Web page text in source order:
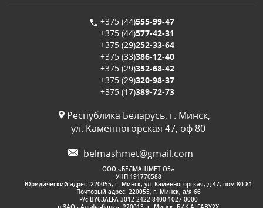
+375 (44)555-99-47
+375 (44)577-42-31
+375 (29)252-33-64
+375 (33)386-12-40
+375 (29)352-68-42
+375 (29)320-98-37
+375 (17)389-72-73
Республика Беларусь, г. Минск,
ул. Каменногорская 47, оф 80
belmashmet@gmail.com
OOО «БЕЛМАШМЕТ О5»
УНП 191770588
Юридический адрес: 220055, г. Минск, ул. Каменногорская, д.47, пом.80-81
Почтовый адрес: 220055, г. Минск, а/я 66
Р/с BY63ALFA 3012 2422 8400 1027 0000